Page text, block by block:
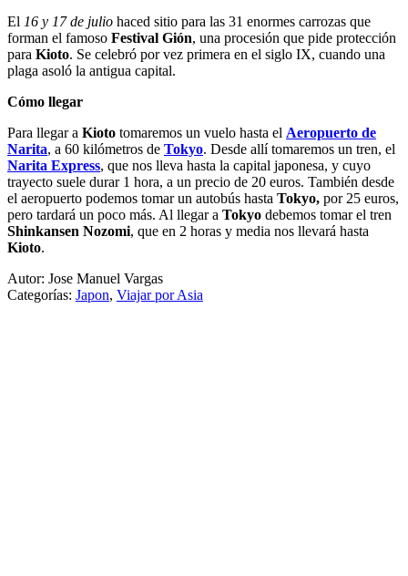
El 16 y 17 de julio haced sitio para las 31 enormes carrozas que
forman el famoso Festival Gión, una procesión que pide protección
para Kioto. Se celebró por vez primera en el siglo IX, cuando una
plaga asoló la antigua capital.
Cómo llegar
Para llegar a Kioto tomaremos un vuelo hasta el Aeropuerto de
Narita, a 60 kilómetros de Tokyo. Desde allí tomaremos un tren, el
Narita Express, que nos lleva hasta la capital japonesa, y cuyo
trayecto suele durar 1 hora, a un precio de 20 euros. También desde
el aeropuerto podemos tomar un autobús hasta Tokyo, por 25 euros,
pero tardará un poco más. Al llegar a Tokyo debemos tomar el tren
Shinkansen Nozomi, que en 2 horas y media nos llevará hasta
Kioto.
Autor: Jose Manuel Vargas
Categorías: Japon, Viajar por Asia